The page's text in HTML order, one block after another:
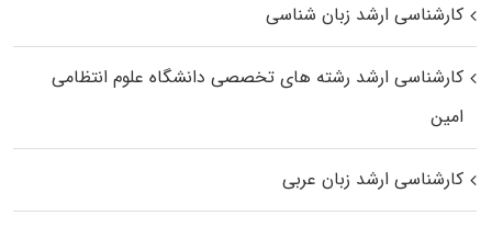
کارشناسی ارشد زبان شناسی
کارشناسی ارشد رﺷﺘﻪ ﻫﺎی تخصصی داﻧﺸﮕﺎه ﻋﻠﻮم انتظامی
اﻣﻴﻦ
کارشناسی ارشد زبان عربی